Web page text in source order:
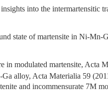
into the intermartensitic
state of martensite in Ni-Mn-
in modulated martensite, Acta
alloy, Acta Materialia 59
and incommensurate 7M